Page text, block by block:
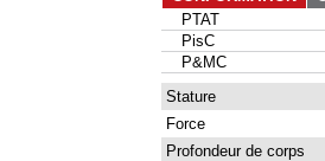
PTAT
PisC
P&MC
Stature
Force
Profondeur de corps